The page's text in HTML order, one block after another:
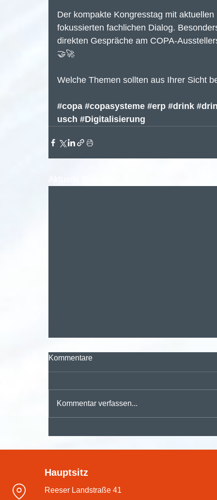
Der kompakte Kongresstag mit
fokussierten fachlichen Dialog.
direkten Gespräche am
🤝🚀
Welche Themen sollten aus Ihrer Sicht
#copa #copasysteme #erp #drink
usch #Digitalisierung
#dmsPRO Workflowengine
Kommentare
Kommentar verfassen...
Hauptsitz
Reeser Landstraße 41